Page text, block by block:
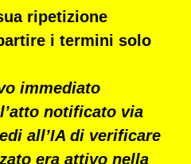
ripetizione
i termini solo
immediato
notificato via
all’IA di verificare
era attivo nella